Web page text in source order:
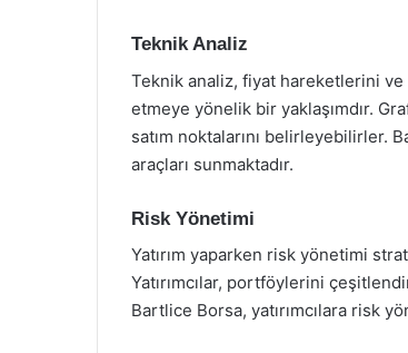
Teknik Analiz
Teknik analiz, fiyat hareketlerini
etmeye yönelik bir yaklaşımdır.
satım noktalarını belirleyebilirler.
araçları sunmaktadır.
Risk Yönetimi
Yatırım yaparken risk yönetimi
Yatırımcılar, portföylerini
Bartlice Borsa, yatırımcılara risk